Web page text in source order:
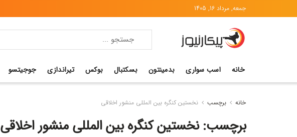
جمعه, مرداد 16, 1405
خانه اسب سواری بدمینتون بسکتبال بوکس تیراندازی جوجیتسو
خانه برچسب نخستین کنگره بین المللی منشور اخلاقی
برچسب:نخستین کنگره بین المللی منشور اخلاقی